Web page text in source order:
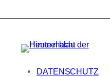
DATENSCHUTZ